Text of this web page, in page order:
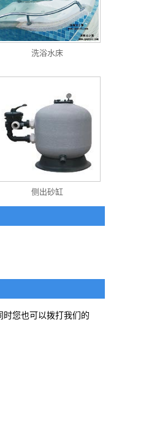
洗浴水床
侧出砂缸
您也可以拨打我们的